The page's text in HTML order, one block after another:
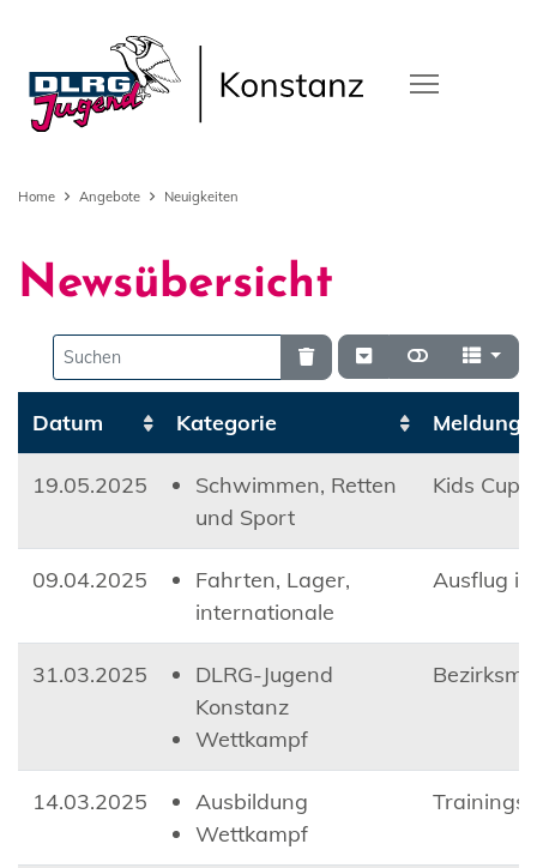
Home Angebote Neuigkeiten
Newsübersicht
Datum Kategorie Meldung
19.05.2025
Schwimmen, Retten
und Sport
Kids Cup
09.04.2025
Fahrten, Lager,
internationale
Ausflug
31.03.2025
DLRG-Jugend
Konstanz
Wettkampf
14.03.2025
Ausbildung
Wettkampf